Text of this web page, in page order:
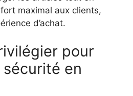
maximal aux clients,
d’achat.
pour
en